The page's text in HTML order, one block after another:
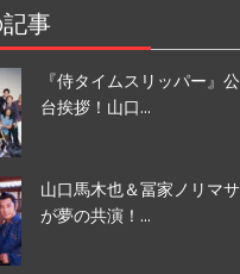
事
『侍タイムスリッパー』
台挨拶！山口...
山口馬木也＆冨家ノリマ
が夢の共演！...